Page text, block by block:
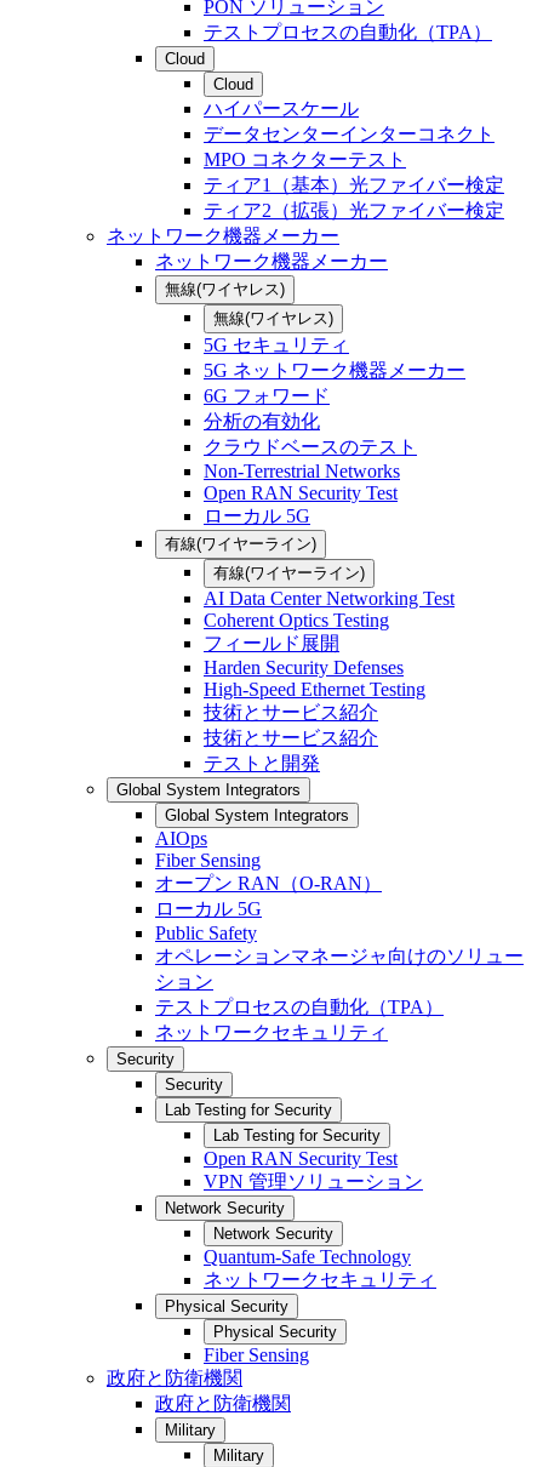
PON ソリューション
テストプロセスの自動化（TPA）
Cloud
Cloud
ハイパースケール
データセンターインターコネクト
MPO コネクターテスト
ティア1（基本）光ファイバー検定
ティア2（拡張）光ファイバー検定
ネットワーク機器メーカー
ネットワーク機器メーカー
無線(ワイヤレス)
無線(ワイヤレス)
5G セキュリティ
5G ネットワーク機器メーカー
6G フォワード
分析の有効化
クラウドベースのテスト
Non-Terrestrial Networks
Open RAN Security Test
ローカル 5G
有線(ワイヤーライン)
有線(ワイヤーライン)
AI Data Center Networking Test
Coherent Optics Testing
フィールド展開
Harden Security Defenses
High-Speed Ethernet Testing
技術とサービス紹介
技術とサービス紹介
テストと開発
Global System Integrators
Global System Integrators
AIOps
Fiber Sensing
オープン RAN（O-RAN）
ローカル 5G
Public Safety
オペレーションマネージャ向けのソリュー
ション
テストプロセスの自動化（TPA）
ネットワークセキュリティ
Security
Security
Lab Testing for Security
Lab Testing for Security
Open RAN Security Test
VPN 管理ソリューション
Network Security
Network Security
Quantum-Safe Technology
ネットワークセキュリティ
Physical Security
Physical Security
Fiber Sensing
政府と防衛機関
政府と防衛機関
Military
Military